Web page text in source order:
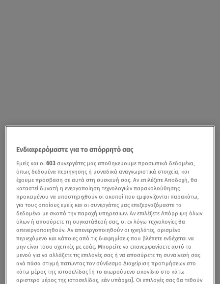
Ενδιαφερόμαστε για το απόρρητό σας
Εμείς και οι603 συνεργάτες μας αποθηκεύουμε προσωπικά δεδομένα,
όπως δεδομένα περιήγησης ή μοναδικά αναγνωριστικά στοιχεία, και
έχουμε πρόσβαση σε αυτά στη συσκευή σας. Αν επιλέξετε Αποδοχή, θα
καταστεί δυνατή η ενεργοποίηση τεχνολογιών παρακολούθησης
προκειμένου να υποστηριχθούν οι σκοποί που εμφανίζονται παρακάτω,
για τους οποίους εμείς και οι συνεργάτες μας επεξεργαζόμαστε τα
δεδομένα με σκοπό την παροχή υπηρεσιών. Αν επιλέξετε Απόρριψη όλων
όλων ή αποσύρετε τη συγκατάθεσή σας, οι εν λόγω τεχνολογίες θα
απενεργοποιηθούν. Αν απενεργοποιηθούν οι ιχνηλάτες, ορισμένο
περιεχόμενο και κάποιες από τις διαφημίσεις που βλέπετε ενδέχεται να
μην είναι τόσο σχετικές με εσάς. Μπορείτε να επανεμφανίσετε αυτό το
μενού για να αλλάξετε τις επιλογές σας ή να αποσύρετε τη συναίνεσή σας
ανά πάσα στιγμή πατώντας τον σύνδεσμο Διαχείριση προτιμήσεων στο
κάτω μέρος της ιστοσελίδας [ή το αιωρούμενο εικονίδιο στο κάτω
αριστερό μέρος της ιστοσελίδας, εάν υπάρχει]. Οι επιλογές σας θα τεθούν